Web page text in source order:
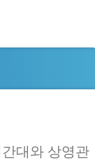
대와 상영관